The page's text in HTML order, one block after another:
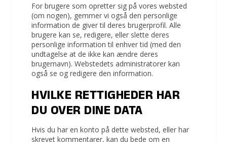
For brugere som opretter sig på vores websted
(om nogen), gemmer vi også den personlige
information de giver til deres brugerprofil. Alle
brugere kan se, redigere, eller slette deres
personlige information til enhver tid (med den
undtagelse at de ikke kan ændre deres
brugernavn). Webstedets administratorer kan
også se og redigere den information.
HVILKE RETTIGHEDER HAR
DU OVER DINE DATA
Hvis du har en konto på dette websted, eller har
skrevet kommentarer, kan du bede om en